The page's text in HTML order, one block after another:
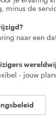
minus de
naar een
- jouw